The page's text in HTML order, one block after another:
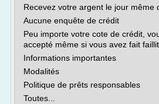
Recevez votre argent le jour même
Aucune enquête de crédit
Peu importe votre cote de crédit,
accepté même si vous avez fait
Informations importantes
Modalités
Politique de prêts responsables
Toutes...